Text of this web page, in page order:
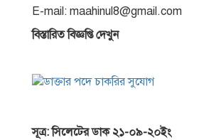
E-mail: maahinul8@gmail.com
বিস্তারিত বিজ্ঞপ্তি দেখুন
সূত্র: সিলেটের ডাক ২১-০৯-২০ইং